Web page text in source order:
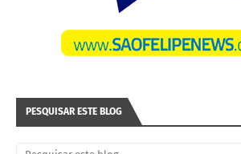
PESQUISAR ESTE BLOG